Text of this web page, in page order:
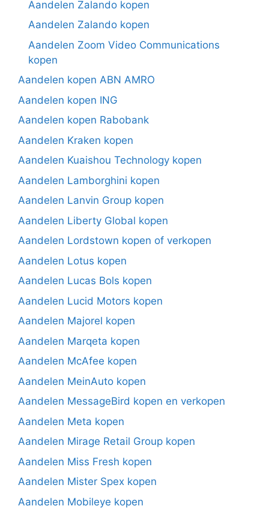
Aandelen Zalando kopen
Aandelen Zalando kopen
Aandelen Zoom Video Communications
kopen
Aandelen kopen ABN AMRO
Aandelen kopen ING
Aandelen kopen Rabobank
Aandelen Kraken kopen
Aandelen Kuaishou Technology kopen
Aandelen Lamborghini kopen
Aandelen Lanvin Group kopen
Aandelen Liberty Global kopen
Aandelen Lordstown kopen of verkopen
Aandelen Lotus kopen
Aandelen Lucas Bols kopen
Aandelen Lucid Motors kopen
Aandelen Majorel kopen
Aandelen Marqeta kopen
Aandelen McAfee kopen
Aandelen MeinAuto kopen
Aandelen MessageBird kopen en verkopen
Aandelen Meta kopen
Aandelen Mirage Retail Group kopen
Aandelen Miss Fresh kopen
Aandelen Mister Spex kopen
Aandelen Mobileye kopen